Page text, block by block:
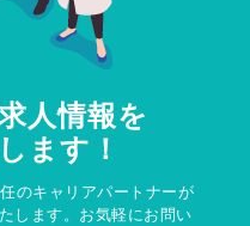
人情報を
ます！
のキャリアパートナーが
します。お気軽にお問い